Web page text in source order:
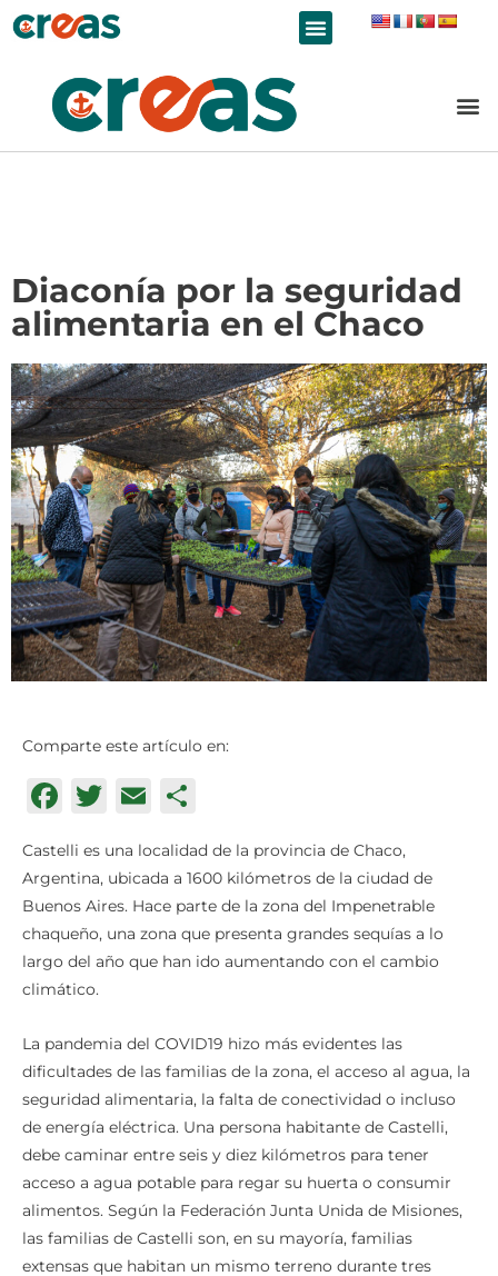
Diaconía por la seguridad
alimentaria en el Chaco
Comparte este artículo en:
Facebook
Twitter
Email
Castelli es una localidad de la provincia de Chaco,
Argentina, ubicada a 1600 kilómetros de la ciudad de
Buenos Aires. Hace parte de la zona del Impenetrable
chaqueño, una zona que presenta grandes sequías a lo
largo del año que han ido aumentando con el cambio
climático.
La pandemia del COVID19 hizo más evidentes las
dificultades de las familias de la zona, el acceso al agua, la
seguridad alimentaria, la falta de conectividad o incluso
de energía eléctrica. Una persona habitante de Castelli,
debe caminar entre seis y diez kilómetros para tener
acceso a agua potable para regar su huerta o consumir
alimentos. Según la Federación Junta Unida de Misiones,
las familias de Castelli son, en su mayoría, familias
extensas que habitan un mismo terreno durante tres